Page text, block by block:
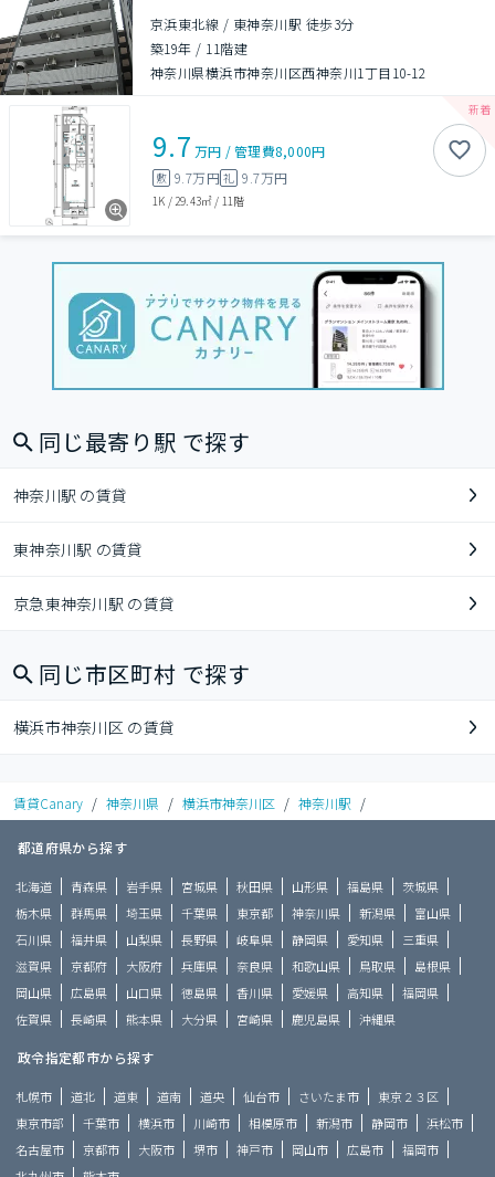
京浜東北線 / 東神奈川駅 徒歩3分
築19年 / 11階建
神奈川県横浜市神奈川区西神奈川1丁目10-12
9.7 万円 /管理費8,000円
敷 9.7万円礼 9.7万円
1K / 29.43㎡ / 11階
同じ最寄り駅 で探す
神奈川駅 の賃貸
東神奈川駅 の賃貸
京急東神奈川駅 の賃貸
同じ市区町村 で探す
横浜市神奈川区 の賃貸
賃貸Canary / 神奈川県 / 横浜市神奈川区 / 神奈川駅 /
都道府県から探す
北海道 青森県 岩手県 宮城県 秋田県 山形県 福島県
茨城県
栃木県
群馬県 埼玉県 千葉県 東京都 神奈川県 新潟県
富山県
石川県
福井県 山梨県 長野県 岐阜県 静岡県 愛知県
三重県
滋賀県
京都府 大阪府 兵庫県 奈良県 和歌山県 鳥取県
島根県
岡山県
広島県 山口県 徳島県 香川県 愛媛県 高知県
福岡県
佐賀県
長崎県 熊本県 大分県 宮崎県 鹿児島県 沖縄県
政令指定都市から探す
札幌市 道北 道東 道南 道央 仙台市 さいたま市
東京２３区
東京市部
千葉市 横浜市 川崎市 相模原市 新潟市 静岡市
浜松市
名古屋市
京都市 大阪市 堺市 神戸市 岡山市 広島市
福岡市